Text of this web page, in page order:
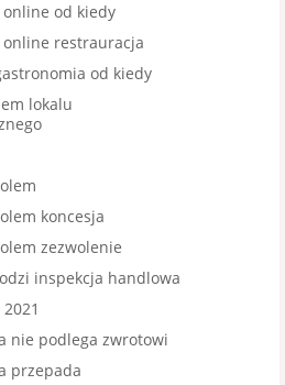
online od kiedy
online restrauracja
od kiedy
lokalu
koncesja
zezwolenie
inspekcja handlowa
nie podlega zwrotowi
przepada